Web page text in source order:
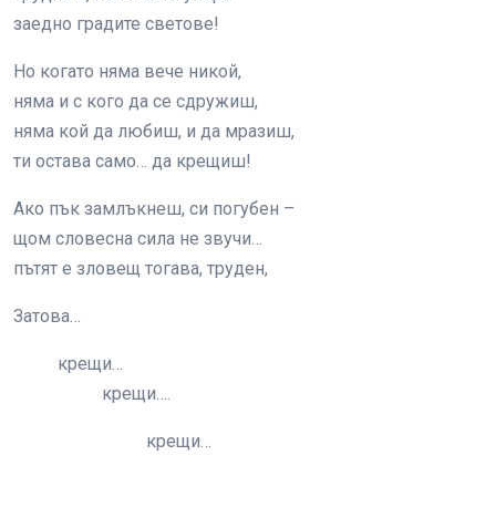
заедно градите светове!
Но когато няма вече никой,
няма и с кого да се сдружиш,
няма кой да любиш, и да мразиш,
ти остава само… да крещиш!
Ако пък замлъкнеш, си погубен –
щом словесна сила не звучи…
пътят е зловещ тогава, труден,
Затова…
крещи…
крещи….
крещи…